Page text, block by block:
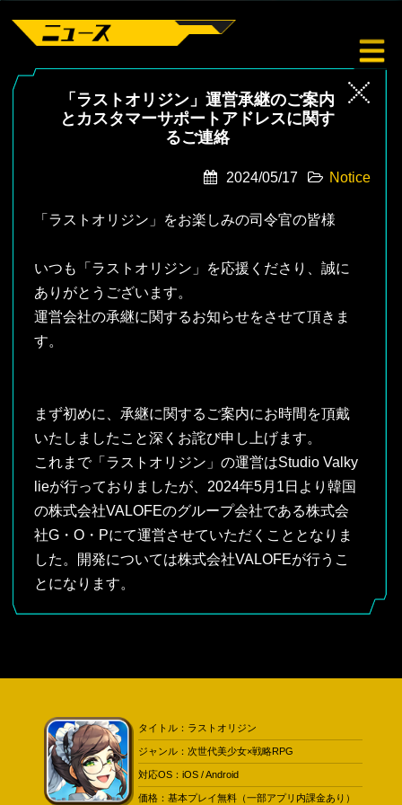
「ラストオリジン」運営承継のご案内
とカスタマーサポートアドレスに関す
るご連絡
2024/05/17 Notice
「ラストオリジン」をお楽しみの司令官の皆様
いつも「ラストオリジン」を応援くださり、誠に
ありがとうございます。
運営会社の承継に関するお知らせをさせて頂きま
す。
まず初めに、承継に関するご案内にお時間を頂戴
いたしましたこと深くお詫び申し上げます。
これまで「ラストオリジン」の運営はStudio Valky
lieが行っておりましたが、2024年5月1日より韓国
の株式会社VALOFEのグループ会社である株式会
社G・O・Pにて運営させていただくこととなりま
した。開発については株式会社VALOFEが行うこ
とになります。
また、4月末より運営及び開発に関する引き継ぎを
行わせていただいている状況です。本来であれば
定期的なアップデートとメンテナンスの実施、202
4年5月19日には記念すべき4周年を迎え、司令官
タイトル：ラストオリジン
ジャンル：次世代美少女×戦略RPG
対応OS：iOS / Android
価格：基本プレイ無料（一部アプリ内課金あり）